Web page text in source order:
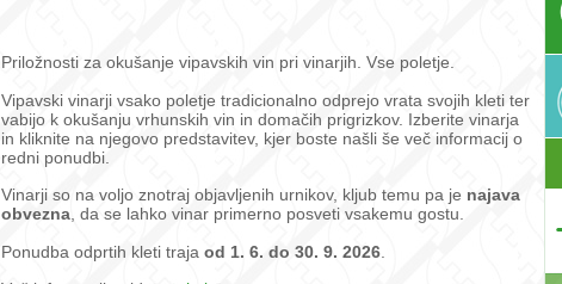
Priložnosti za okušanje vipavskih vin pri vinarjih. Vse poletje.
Vipavski vinarji vsako poletje tradicionalno odprejo vrata svojih kleti ter
vabijo k okušanju vrhunskih vin in domačih prigrizkov. Izberite vinarja
in kliknite na njegovo predstavitev, kjer boste našli še več informacij o
redni ponudbi.
Vinarji so na voljo znotraj objavljenih urnikov, kljub temu pa je najava
obvezna , da se lahko vinar primerno posveti vsakemu gostu.
Ponudba odprtih kleti traja od 1. 6. do 30. 9. 2026